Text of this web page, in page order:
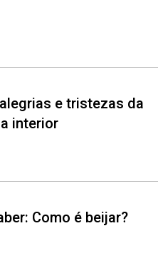
e tristezas da
interior
Como é beijar?